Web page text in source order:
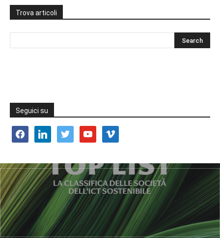
Trova articoli
Seguici su
facebooklinkedin twitter youtube vimeo